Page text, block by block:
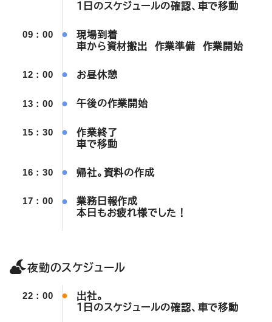
1日のスケジュールの確認、車で移動
09：00
現場到着
車から資材搬出 作業準備 作業開始
12：00 お昼休憩
13：00 午後の作業開始
15：30
作業終了
車で移動
16：30 帰社。資料の作成
17：00
業務日報作成
本日もお疲れ様でした！
夜勤のスケジュール
22：00
出社。
1日のスケジュールの確認、車で移動